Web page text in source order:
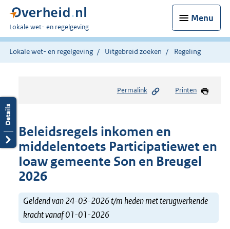
Menu
U
bent
hier:
Lokale wet- en regelgeving
Lokale wet- en regelgeving Uitgebreid zoeken Regeling
Permalink Printen
Beleidsregels inkomen en
middelentoets Participatiewet en
Ioaw gemeente Son en Breugel
2026
Geldend van 24-03-2026 t/m heden met terugwerkende
kracht vanaf 01-01-2026